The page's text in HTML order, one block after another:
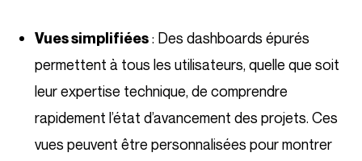
Vues simplifiées: Des dashboards épurés
permettent à tous les utilisateurs, quelle que soit
leur expertise technique, de comprendre
rapidement l’état d’avancement des projets. Ces
vues peuvent être personnalisées pour montrer